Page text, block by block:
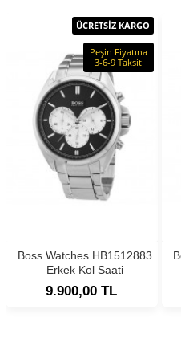
ÜCRETSİZ KARGO
Peşin Fiyatına
3-6-9 Taksit
Boss Watches HB1512883
Erkek Kol Saati
9.900,00 TL